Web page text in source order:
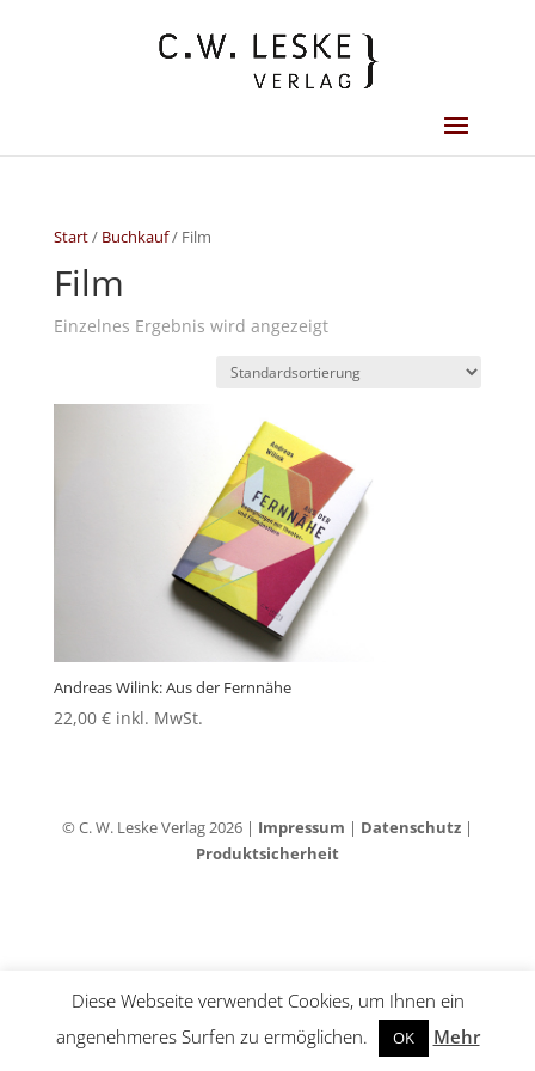
Start/ Buchkauf/ Film
Film
Einzelnes Ergebnis wird angezeigt
Andreas Wilink: Aus der Fernnähe
22,00 € inkl. MwSt.
© C. W. Leske Verlag 2026 | Impressum | Datenschutz|
Produktsicherheit
Diese Webseite verwendet Cookies, um Ihnen ein
angenehmeres Surfen zu ermöglichen.
OK Mehr